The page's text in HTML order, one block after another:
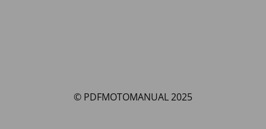
© PDFMOTOMANUAL 2025